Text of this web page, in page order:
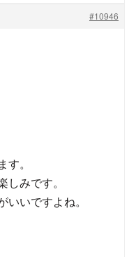
#10946
。
みです。
いですよね。